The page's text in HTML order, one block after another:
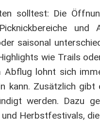
solltest: Die
saisonal
wie Trails
lohnt sich
kann. Zusätzlich gibt
werden. Dazu
Herbstfestivals,